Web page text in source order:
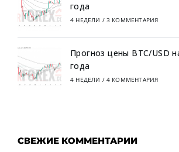
года
4 НЕДЕЛИ / 3 КОММЕНТАРИЯ
Прогноз цены BTC/USD
года
4 НЕДЕЛИ / 4 КОММЕНТАРИЯ
СВЕЖИЕ КОММЕНТАРИИ